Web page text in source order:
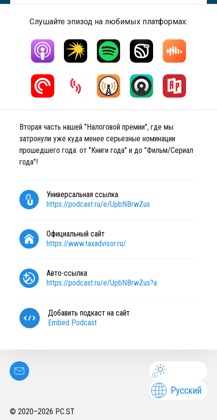
Слушайте эпизод на любимых платформах:
Вторая часть нашей "Налоговой премии", где мы
затронули уже куда менее серьезные номинации
прошедшего года: от "Книги года" и до "Фильм/Сериал
года"!
Универсальная ссылка
https://podcast.ru/e/UpbNBrwZus
Официальный сайт
https://www.taxadvisor.ru/
Авто-ссылка
https://podcast.ru/e/UpbNBrwZus?a
Добавить подкаст на сайт
Embed Podcast
Русский
© 2020–2026 PC.ST